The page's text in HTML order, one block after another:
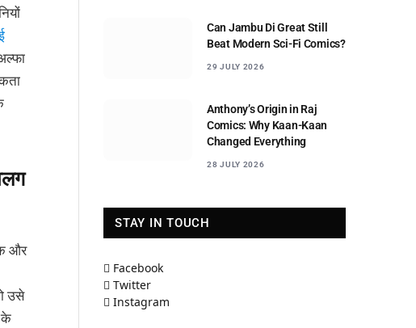
और
उसे
के
Can Jambu Di Great Still
Beat Modern Sci-Fi Comics?
29 JULY 2026
Anthony’s Origin in Raj
Comics: Why Kaan-Kaan
Changed Everything
28 JULY 2026
STAY IN TOUCH
Facebook
Twitter
Instagram